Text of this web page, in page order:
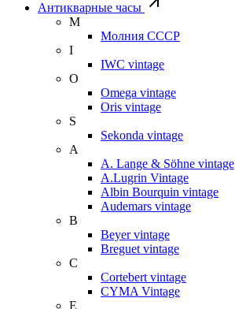
Антикварные часы
М
Молния СССР
I
IWC vintage
O
Omega vintage
Oris vintage
S
Sekonda vintage
A
A. Lange & Söhne vintage
A.Lugrin Vintage
Albin Bourquin vintage
Audemars vintage
B
Beyer vintage
Breguet vintage
C
Cortebert vintage
CYMA Vintage
E